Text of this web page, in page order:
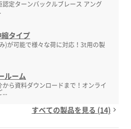
定ターンバックルブレース アング
タイプ
)が可能で様々な荷に対応！3t用の製
ルーム
ら資料ダウンロードまで！オンライ
...
すべての製品を見る (14)